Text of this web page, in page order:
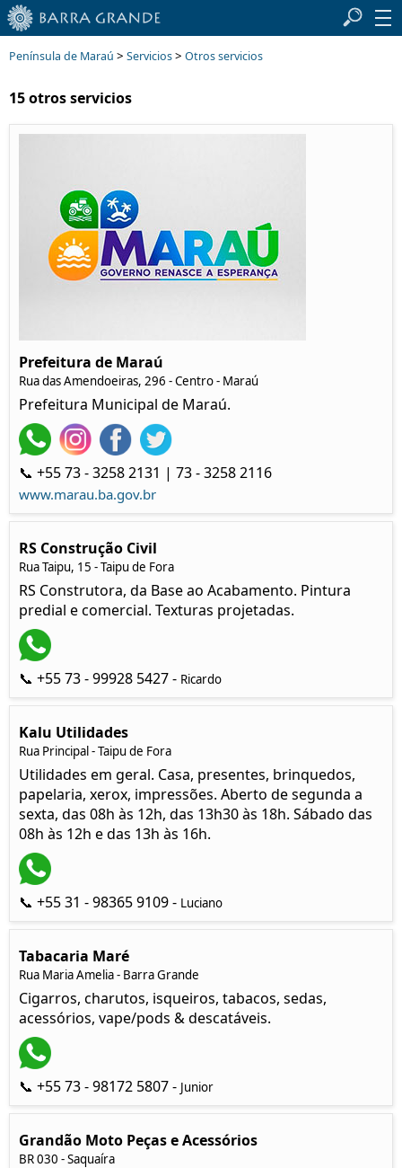
Península de Maraú > Servicios> Otros servicios
15 otros servicios
Prefeitura de Maraú
Rua das Amendoeiras, 296 - Centro - Maraú
Prefeitura Municipal de Maraú.
📞 +55 73 - 3258 2131 | 73 - 3258 2116
www.marau.ba.gov.br
RS Construção Civil
Rua Taipu, 15 - Taipu de Fora
RS Construtora, da Base ao Acabamento. Pintura
predial e comercial. Texturas projetadas.
📞 +55 73 - 99928 5427 - Ricardo
Kalu Utilidades
Rua Principal - Taipu de Fora
Utilidades em geral. Casa, presentes, brinquedos,
papelaria, xerox, impressões. Aberto de segunda a
sexta, das 08h às 12h, das 13h30 às 18h. Sábado das
08h às 12h e das 13h às 16h.
📞 +55 31 - 98365 9109 - Luciano
Tabacaria Maré
Rua Maria Amelia - Barra Grande
Cigarros, charutos, isqueiros, tabacos, sedas,
acessórios, vape/pods & descatáveis.
📞 +55 73 - 98172 5807 - Junior
Grandão Moto Peças e Acessórios
BR 030 - Saquaíra